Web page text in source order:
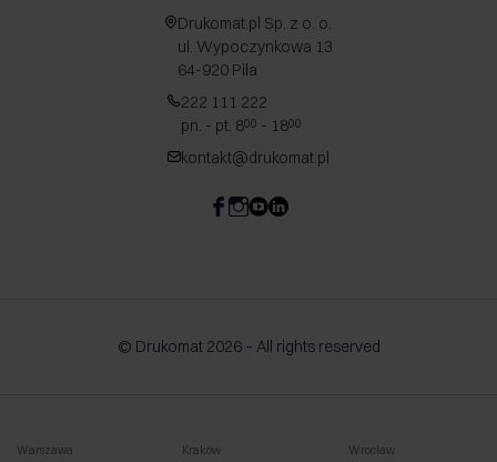
Drukomat.pl Sp. z o. o.
ul. Wypoczynkowa 13
64-920 Piła
222 111 222
pn. - pt. 800 - 1800
kontakt@drukomat.pl
© Drukomat 2026 – All rights reserved
Warszawa Kraków Wrocław